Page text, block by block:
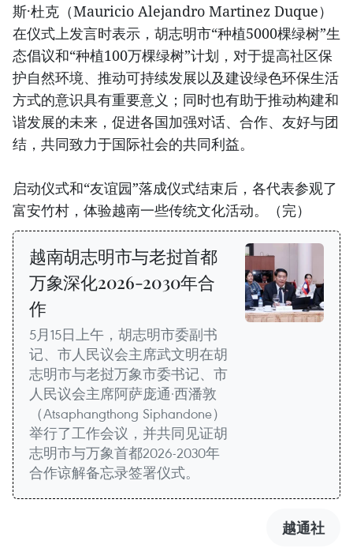
斯·杜克（Mauricio Alejandro Martinez Duque）
在仪式上发言时表示，胡志明市“种植5000棵绿树”生
态倡议和“种植100万棵绿树”计划，对于提高社区保
护自然环境、推动可持续发展以及建设绿色环保生活
方式的意识具有重要意义；同时也有助于推动构建和
谐发展的未来，促进各国加强对话、合作、友好与团
结，共同致力于国际社会的共同利益。
启动仪式和“友谊园”落成仪式结束后，各代表参观了
富安竹村，体验越南一些传统文化活动。（完）
越南胡志明市与老挝首都
万象深化2026-2030年合
作
5月15日上午，胡志明市委副书
记、市人民议会主席武文明在胡
志明市与老挝万象市委书记、市
人民议会主席阿萨庞通·西潘敦
（Atsaphangthong Siphandone）
举行了工作会议，并共同见证胡
志明市与万象首都2026-2030年
合作谅解备忘录签署仪式。
越通社